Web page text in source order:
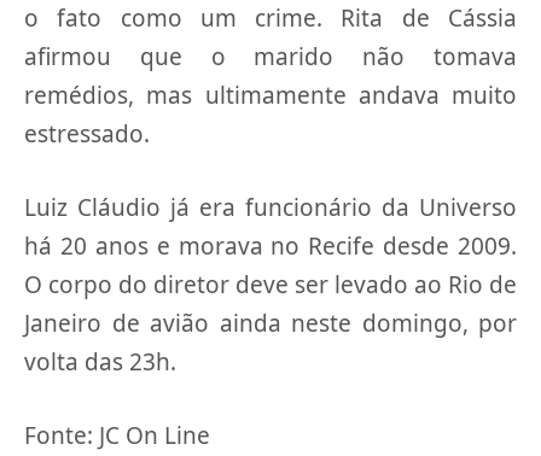
o fato como um crime. Rita de Cássia
afirmou que o marido não tomava
remédios, mas ultimamente andava muito
estressado.
Luiz Cláudio já era funcionário da Universo
há 20 anos e morava no Recife desde 2009.
O corpo do diretor deve ser levado ao Rio de
Janeiro de avião ainda neste domingo, por
volta das 23h.
Fonte: JC On Line